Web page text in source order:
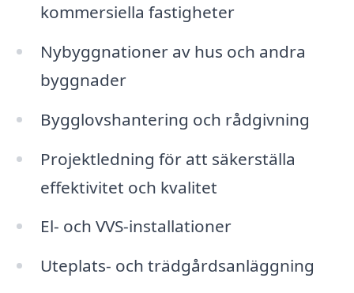
kommersiella fastigheter
Nybyggnationer av hus och andra
byggnader
Bygglovshantering och rådgivning
Projektledning för att säkerställa
effektivitet och kvalitet
El- och VVS-installationer
Uteplats- och trädgårdsanläggning